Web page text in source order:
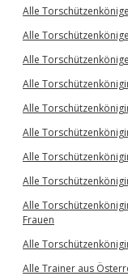
Alle
Alle
Alle
Alle
Alle
Alle
Alle
Alle
Alle
Frauen
Alle
Alle Trainer aus